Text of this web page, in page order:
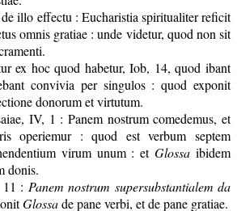
illo effectu : Eucharistia spiritualiter reficit
omnis gratiae : unde videtur, quod non sit
ex hoc quod habetur, Iob, 14, quod ibant
convivia per singulos : quod exponit
donorum et virtutum.
IV, 1 : Panem nostrum comedemus, et
operiemur : quod est verbum septem
virum unum : etGlossa ibidem
donis.
: Panem nostrum supersubstantialem da
Glossade pane verbi, et de pane gratiae.